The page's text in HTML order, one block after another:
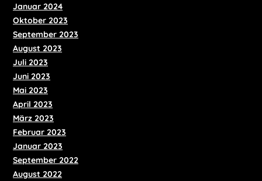
Januar 2024
Oktober 2023
September 2023
August 2023
Juli 2023
Juni 2023
Mai 2023
April 2023
März 2023
Februar 2023
Januar 2023
September 2022
August 2022